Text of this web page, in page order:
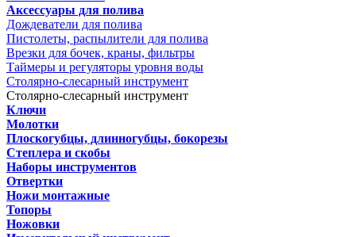
Аксессуары для полива
Дождеватели для полива
Пистолеты, распылители для полива
Врезки для бочек, краны, фильтры
Таймеры и регуляторы уровня воды
Столярно-слесарный инструмент
Столярно-слесарный инструмент
Ключи
Молотки
Плоскогубцы, длинногубцы, бокорезы
Степлера и скобы
Наборы инструментов
Отвертки
Ножи монтажные
Топоры
Ножовки